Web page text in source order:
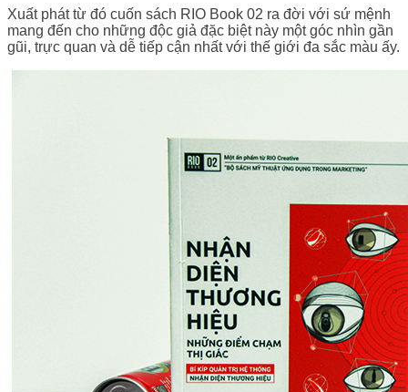
Xuất phát từ đó cuốn sách RIO Book 02 ra đời với sứ mệnh
mang đến cho những độc giả đặc biệt này một góc nhìn gần
gũi, trực quan và dễ tiếp cận nhất với thế giới đa sắc màu ấy.